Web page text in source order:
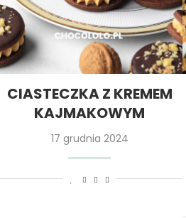
CIASTECZKA Z KREMEM
KAJMAKOWYM
17 grudnia 2024